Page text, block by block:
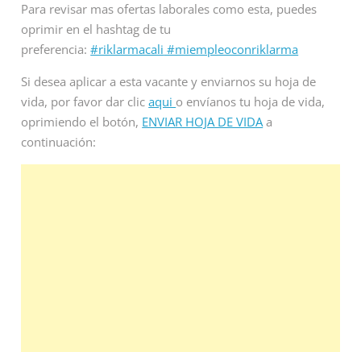
Para revisar mas ofertas laborales como esta, puedes
oprimir en el hashtag de tu
preferencia:#riklarmacali #miempleoconriklarma
Si desea aplicar a esta vacante y enviarnos su hoja de
vida, por favor dar clicaqui o envíanos tu hoja de vida,
oprimiendo el botón, ENVIAR HOJA DE VIDAa
continuación: